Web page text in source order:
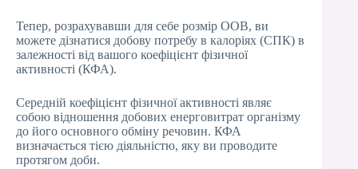
Тепер, розрахувавши для себе розмір ООВ, ви
можете дізнатися добову потребу в калоріях (СПК) в
залежності від вашого коефіцієнт фізичної
активності (КФА).
Середній коефіцієнт фізичної активності являє
собою відношення добових енерговитрат організму
до його основного обміну речовин. КФА
визначається тією діяльністю, яку ви проводите
протягом доби.